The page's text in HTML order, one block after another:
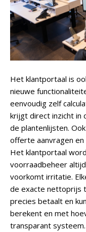
Het klantportaal is
nieuwe
eenvoudig zelf
krijgt direct inzicht in
de plantenlijsten.
offerte aanvragen
Het klantportaal
voorraadbeheer
voorkomt irritatie.
de exacte nettoprijs
precies betaalt en
berekent en met
transparant